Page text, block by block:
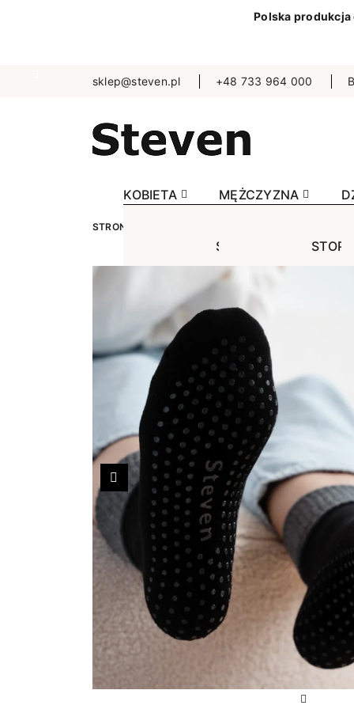
Polska produkcja
sklep@steven.pl +48 733 964 000
KOBIETA
STOPKI
Jednokolorowe
Wzorowane
Bezuciskowe
Sportowe
Antypoślizgowe
Ciepłe
Do
RAJSTOPY
Ciepłe
MĘŻCZYZNA
STOPKI
Ciepłe
Rozmiar
STRONA GŁÓWNA
Poprzedni